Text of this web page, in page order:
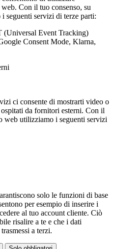
Con il tuo consenso, su
seguenti servizi di terze parti:
(Universal Event Tracking)
Consent Mode, Klarna,
ci consente di mostrarti video o
da fornitori esterni. Con il
web utilizziamo i seguenti servizi
solo le funzioni di base
per esempio di inserire i
al tuo account cliente. Ciò
risalire a te e che i dati
a terzi.